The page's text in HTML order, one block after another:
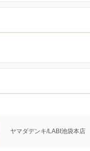
ヤマダデンキ/LABI池袋本店